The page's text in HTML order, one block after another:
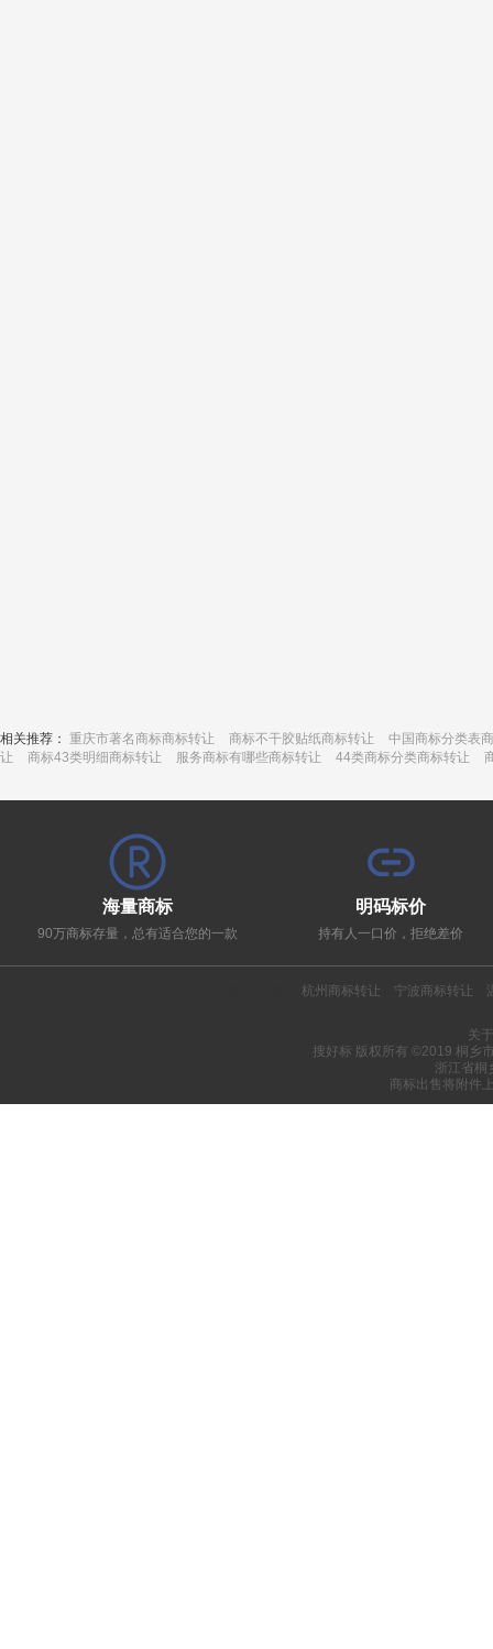
相关推荐： 重庆市著名商标商标转让 商标不干胶贴纸商标转让
中国商标分类表
让
商标43类明细商标转让 服务商标有哪些商标转让 44类商标分类商标转让
海量商标
90万商标存量，总有适合您的一款
明码标价
持有人一口价，拒绝差价
杭州商标转让 宁波商标转让
关
搜好标 版权所有 ©2019 桐乡
浙江省桐
商标出售将附件